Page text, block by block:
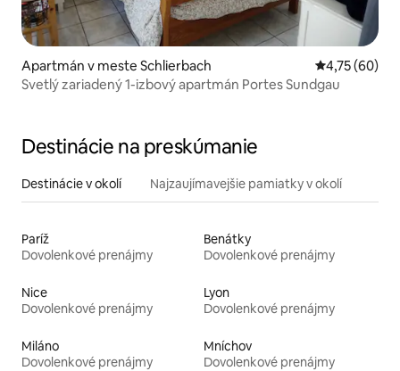
Apartmán v meste Schlierbach Priemerné
4,75 (60)
Svetlý zariadený 1-izbový apartmán Portes Sundgau
Destinácie na preskúmanie
Destinácie v okolí Najzaujímavejšie pamiatky v okolí
Paríž
Dovolenkové prenájmy
Benátky
Dovolenkové prenájmy
Nice
Dovolenkové prenájmy
Lyon
Dovolenkové prenájmy
Miláno
Dovolenkové prenájmy
Mníchov
Dovolenkové prenájmy